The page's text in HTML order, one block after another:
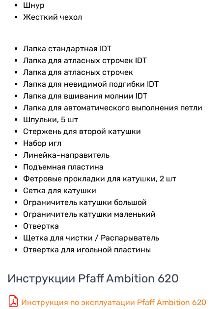
Шнур
Жесткий чехол
Лапка стандартная IDT
Лапка для атласных строчек IDT
Лапка для атласных строчек
Лапка для невидимой подгибки IDT
Лапка для вшивания молнии IDT
Лапка для автоматического выполнения петли
Шпульки, 5 шт
Стержень для второй катушки
Набор игл
Линейка-направитель
Подъемная пластина
Фетровые прокладки для катушки, 2 шт
Сетка для катушки
Ограничитель катушки большой
Ограничитель катушки маленький
Отвертка
Щетка для чистки / Распарыватель
Отвертка для игольной пластины
Инструкции Pfaff Ambition 620
Инструкция по эксплуатации Pfaff Ambition 620